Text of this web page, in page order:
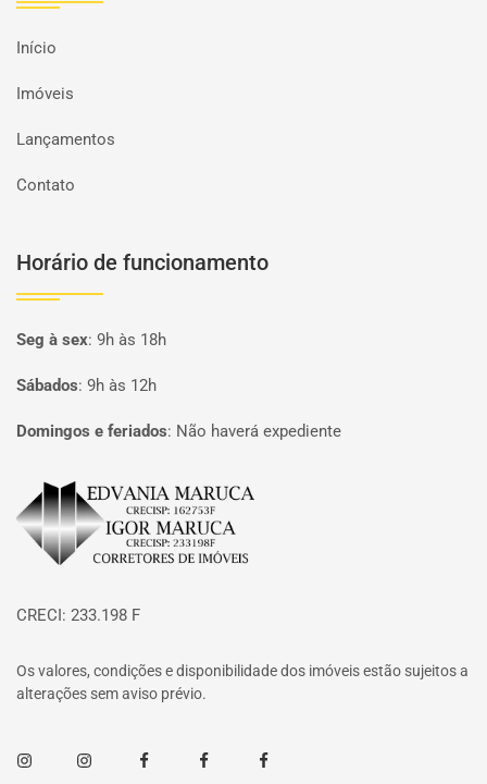
Início
Imóveis
Lançamentos
Contato
Horário de funcionamento
Seg à sex: 9h às 18h
Sábados: 9h às 12h
Domingos e feriados: Não haverá expediente
Página inicial
CRECI: 233.198 F
Os valores, condições e disponibilidade dos imóveis estão sujeitos a
alterações sem aviso prévio.
InstagramInstagramFacebookFacebookFacebook